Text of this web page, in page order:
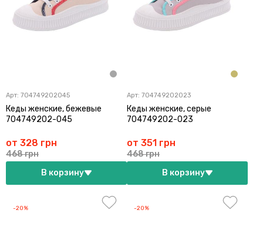
Арт: 704749202045
Кеды женские, бежевые
704749202-045
от 328 грн
468 грн
В корзину
Арт: 704749202023
Кеды женские, серые
704749202-023
от 351 грн
468 грн
В корзину
-20% -20%